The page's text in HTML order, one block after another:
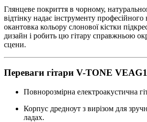
Глянцеве покриття в чорному,
відтінку надає інструменту
окантовка кольору слонової кістки
дизайн і робить цю гітару справжньою
сцени.
Переваги гітари V-TONE
Повнорозмірна електроакустична
Корпус дредноут з вирізом для
ладах.